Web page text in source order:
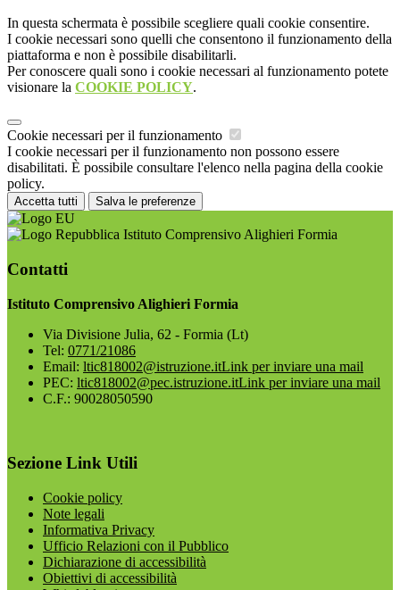
In questa schermata è possibile scegliere quali cookie consentire.
I cookie necessari sono quelli che consentono il funzionamento della
piattaforma e non è possibile disabilitarli.
Per conoscere quali sono i cookie necessari al funzionamento potete
visionare la COOKIE POLICY.
Cookie necessari per il funzionamento
I cookie necessari per il funzionamento non possono essere
disabilitati. È possibile consultare l'elenco nella pagina della cookie
policy.
Accetta tutti Salva le preferenze
Istituto Comprensivo Alighieri Formia
Contatti
Istituto Comprensivo Alighieri Formia
Via Divisione Julia, 62 - Formia (Lt)
Tel: 0771/21086
Email: ltic818002@istruzione.itLink per inviare una mail
PEC: ltic818002@pec.istruzione.itLink per inviare una mail
C.F.: 90028050590
Sezione Link Utili
Cookie policy
Note legali
Informativa Privacy
Ufficio Relazioni con il Pubblico
Dichiarazione di accessibilità
Obiettivi di accessibilità